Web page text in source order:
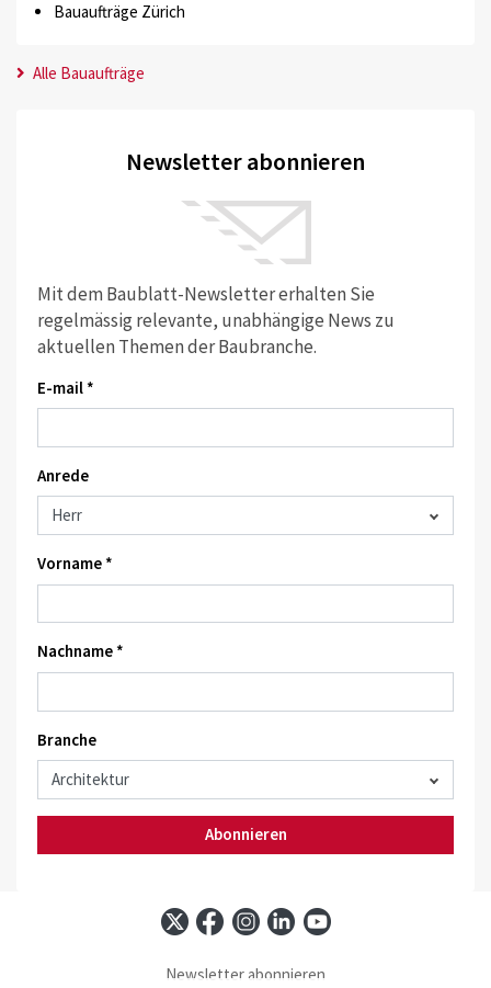
Bauaufträge Zürich
Alle Bauaufträge
Newsletter abonnieren
Mit dem Baublatt-Newsletter erhalten Sie
regelmässig relevante, unabhängige News zu
aktuellen Themen der Baubranche.
E-mail *
Anrede
Vorname *
Nachname *
Branche
Abonnieren
Newsletter abonnieren